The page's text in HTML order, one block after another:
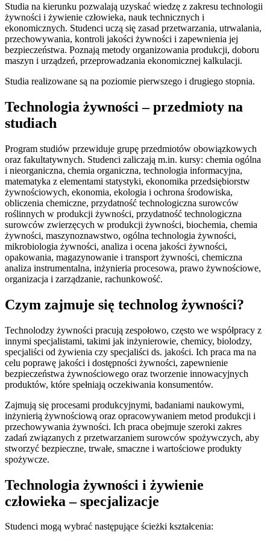
Studia na kierunku pozwalają uzyskać wiedzę z zakresu technologii
żywności i żywienie człowieka, nauk technicznych i
ekonomicznych. Studenci uczą się zasad przetwarzania, utrwalania,
przechowywania, kontroli jakości żywności i zapewnienia jej
bezpieczeństwa. Poznają metody organizowania produkcji, doboru
maszyn i urządzeń, przeprowadzania ekonomicznej kalkulacji.
Studia realizowane są na poziomie pierwszego i drugiego stopnia.
Technologia żywności – przedmioty na
studiach
Program studiów przewiduje grupę przedmiotów obowiązkowych
oraz fakultatywnych. Studenci zaliczają m.in. kursy: chemia ogólna
i nieorganiczna, chemia organiczna, technologia informacyjna,
matematyka z elementami statystyki, ekonomika przedsiębiorstw
żywnościowych, ekonomia, ekologia i ochrona środowiska,
obliczenia chemiczne, przydatność technologiczna surowców
roślinnych w produkcji żywności, przydatność technologiczna
surowców zwierzęcych w produkcji żywności, biochemia, chemia
żywności, maszynoznawstwo, ogólna technologia żywności,
mikrobiologia żywności, analiza i ocena jakości żywności,
opakowania, magazynowanie i transport żywności, chemiczna
analiza instrumentalna, inżynieria procesowa, prawo żywnościowe,
organizacja i zarządzanie, rachunkowość.
Czym zajmuje się technolog żywności?
Technolodzy żywności pracują zespołowo, często we współpracy z
innymi specjalistami, takimi jak inżynierowie, chemicy, biolodzy,
specjaliści od żywienia czy specjaliści ds. jakości. Ich praca ma na
celu poprawę jakości i dostępności żywności, zapewnienie
bezpieczeństwa żywnościowego oraz tworzenie innowacyjnych
produktów, które spełniają oczekiwania konsumentów.
Zajmują się procesami produkcyjnymi, badaniami naukowymi,
inżynierią żywnościową oraz opracowywaniem metod produkcji i
przechowywania żywności. Ich praca obejmuje szeroki zakres
zadań związanych z przetwarzaniem surowców spożywczych, aby
stworzyć bezpieczne, trwałe, smaczne i wartościowe produkty
spożywcze.
Technologia żywności i żywienie
człowieka – specjalizacje
Studenci mogą wybrać następujące ścieżki kształcenia: